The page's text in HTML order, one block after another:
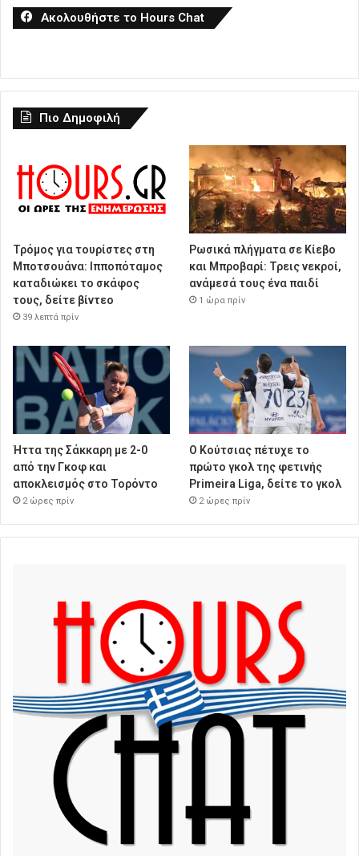
Ακολουθήστε το Hours Chat
Πιο Δημοφιλή
Τρόμος για τουρίστες στη
Μποτσουάνα: Ιπποπόταμος
καταδιώκει το σκάφος
τους, δείτε βίντεο
39 λεπτά πρίν
Ρωσικά πλήγματα σε Κίεβο
και Μπροβαρί: Τρεις νεκροί,
ανάμεσά τους ένα παιδί
1 ώρα πρίν
Ήττα της Σάκκαρη με 2-0
από την Γκοφ και
αποκλεισμός στο Τορόντο
2 ώρες πρίν
Ο Κούτσιας πέτυχε το
πρώτο γκολ της φετινής
Primeira Liga, δείτε το γκολ
2 ώρες πρίν